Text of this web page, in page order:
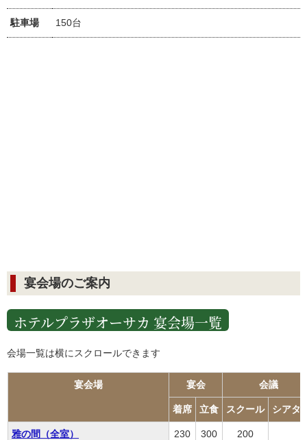
駐車場 150台
宴会場のご案内
ホテルプラザオーサカ 宴会場一覧
会場一覧は横にスクロールできます
宴会場 宴会 会議
着席 立食 スクール シアタ
雅の間（全室） 230 300 200